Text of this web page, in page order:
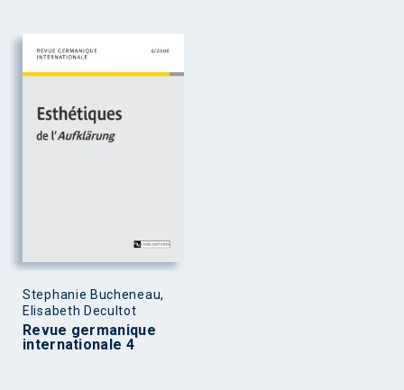
Stephanie Bucheneau,
Elisabeth Decultot
Revue germanique
internationale 4